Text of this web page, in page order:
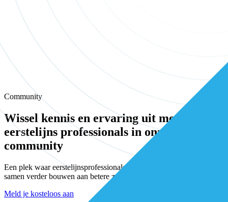
Community
Wissel kennis en ervaring uit met andere
eerstelijns professionals in onze
community
Een plek waar eerstelijnsprofessionals elkaar vinden, versterken en
samen verder bouwen aan betere zorg.
Meld je kosteloos aan